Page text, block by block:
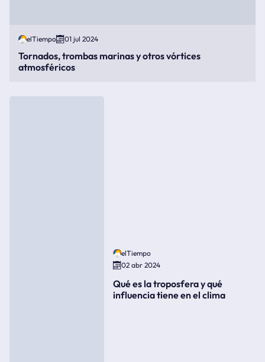
elTiempo 01 jul 2024
Tornados, trombas marinas y otros vórtices
atmosféricos
elTiempo
02 abr 2024
Qué es la troposfera y qué
influencia tiene en el clima